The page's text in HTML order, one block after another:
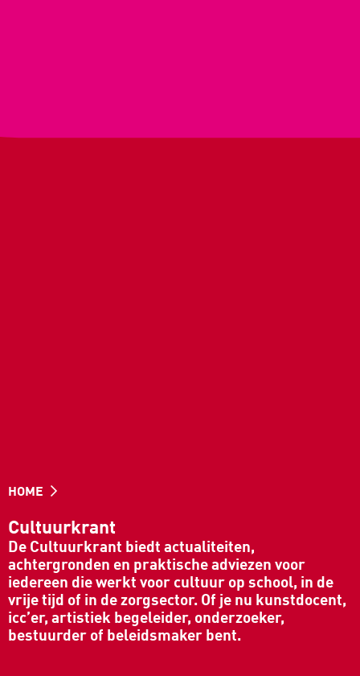
HOME
Cultuurkrant
De Cultuurkrant biedt actualiteiten,
achtergronden en praktische adviezen voor
iedereen die werkt voor cultuur op school, in de
vrije tijd of in de zorgsector. Of je nu kunstdocent,
icc’er, artistiek begeleider, onderzoeker,
bestuurder of beleidsmaker bent.